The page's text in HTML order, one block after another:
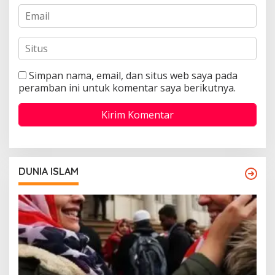
Simpan nama, email, dan situs web saya pada
peramban ini untuk komentar saya berikutnya.
DUNIA ISLAM